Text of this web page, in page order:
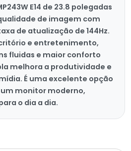
E14 de 23.8 polegadas
de imagem com
de atualização de 144Hz.
e entretenimento,
fluidas e maior conforto
melhora a produtividade e
É uma excelente opção
monitor moderno,
o dia a dia.